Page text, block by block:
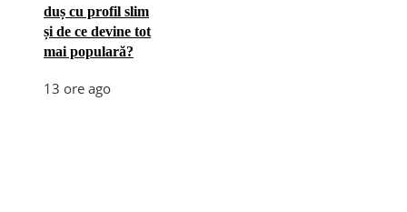
duș cu profil slim
și de ce devine tot
mai populară?
13 ore ago